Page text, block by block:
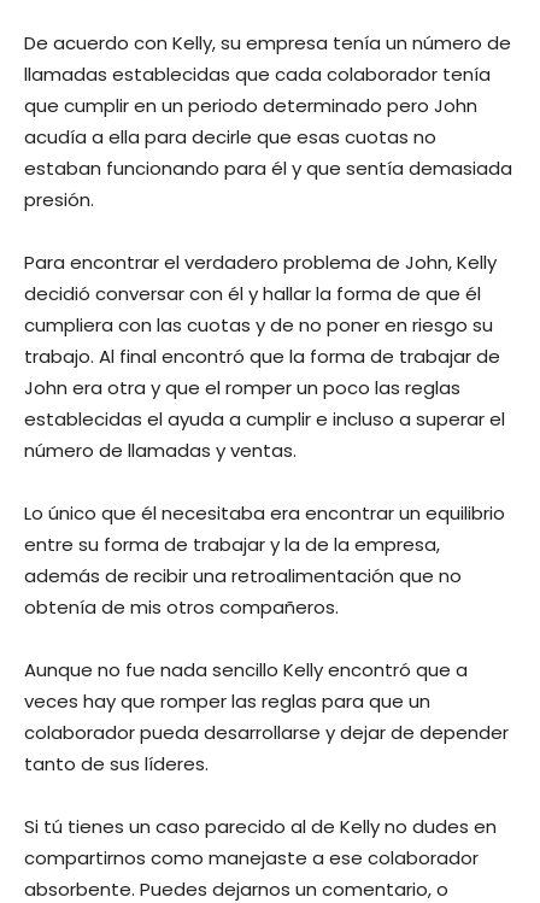
De acuerdo con Kelly, su empresa tenía un número de
llamadas establecidas que cada colaborador tenía
que cumplir en un periodo determinado pero John
acudía a ella para decirle que esas cuotas no
estaban funcionando para él y que sentía demasiada
presión.
Para encontrar el verdadero problema de John, Kelly
decidió conversar con él y hallar la forma de que él
cumpliera con las cuotas y de no poner en riesgo su
trabajo. Al final encontró que la forma de trabajar de
John era otra y que el romper un poco las reglas
establecidas el ayuda a cumplir e incluso a superar el
número de llamadas y ventas.
Lo único que él necesitaba era encontrar un equilibrio
entre su forma de trabajar y la de la empresa,
además de recibir una retroalimentación que no
obtenía de mis otros compañeros.
Aunque no fue nada sencillo Kelly encontró que a
veces hay que romper las reglas para que un
colaborador pueda desarrollarse y dejar de depender
tanto de sus líderes.
Si tú tienes un caso parecido al de Kelly no dudes en
compartirnos como manejaste a ese colaborador
absorbente. Puedes dejarnos un comentario, o